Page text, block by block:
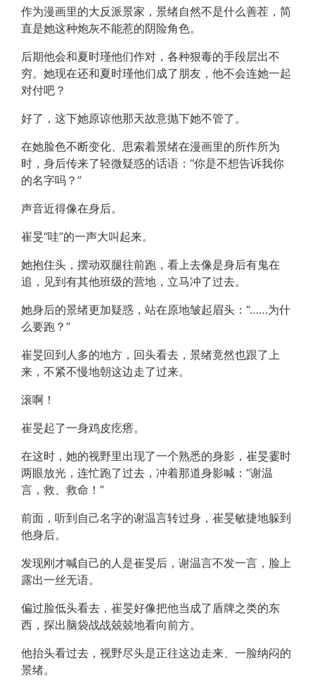
作为漫画里的大反派景家，景绪自然不是什么善茬，简
直是她这种炮灰不能惹的阴险角色。
后期他会和夏时瑾他们作对，各种狠毒的手段层出不
穷。她现在还和夏时瑾他们成了朋友，他不会连她一起
对付吧？
好了，这下她原谅他那天故意抛下她不管了。
在她脸色不断变化、思索着景绪在漫画里的所作所为
时，身后传来了轻微疑惑的话语：“你是不想告诉我你
的名字吗？”
声音近得像在身后。
崔旻“哇”的一声大叫起来。
她抱住头，摆动双腿往前跑，看上去像是身后有鬼在
追，见到有其他班级的营地，立马冲了过去。
她身后的景绪更加疑惑，站在原地皱起眉头：“……为什
么要跑？”
崔旻回到人多的地方，回头看去，景绪竟然也跟了上
来，不紧不慢地朝这边走了过来。
滚啊！
崔旻起了一身鸡皮疙瘩。
在这时，她的视野里出现了一个熟悉的身影，崔旻霎时
两眼放光，连忙跑了过去，冲着那道身影喊：“谢温
言，救、救命！”
前面，听到自己名字的谢温言转过身，崔旻敏捷地躲到
他身后。
发现刚才喊自己的人是崔旻后，谢温言不发一言，脸上
露出一丝无语。
偏过脸低头看去，崔旻好像把他当成了盾牌之类的东
西，探出脑袋战战兢兢地看向前方。
他抬头看过去，视野尽头是正往这边走来、一脸纳闷的
景绪。